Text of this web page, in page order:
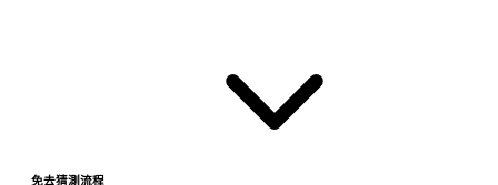
免去猜測流程